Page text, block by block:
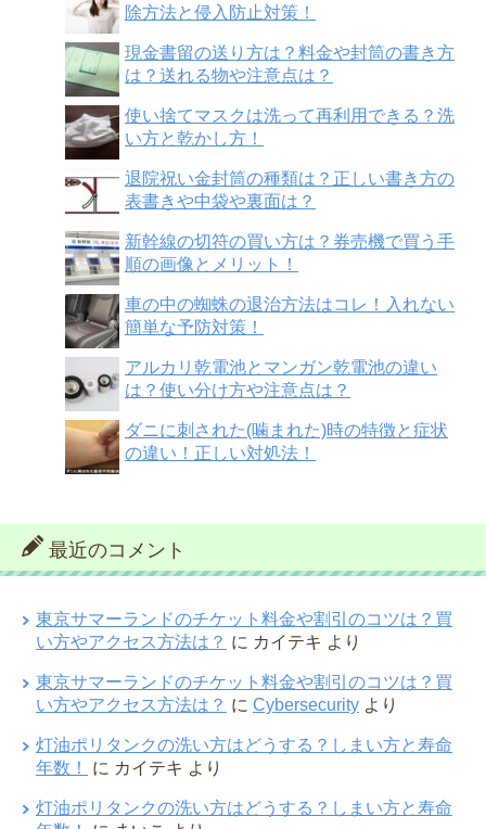
除方法と侵入防止対策！
現金書留の送り方は？料金や封筒の書き方
は？送れる物や注意点は？
使い捨てマスクは洗って再利用できる？洗
い方と乾かし方！
退院祝い金封筒の種類は？正しい書き方の
表書きや中袋や裏面は？
新幹線の切符の買い方は？券売機で買う手
順の画像とメリット！
車の中の蜘蛛の退治方法はコレ！入れない
簡単な予防対策！
アルカリ乾電池とマンガン乾電池の違い
は？使い分け方や注意点は？
ダニに刺された(噛まれた)時の特徴と症状
の違い！正しい対処法！
最近のコメント
東京サマーランドのチケット料金や割引のコツは？買
い方やアクセス方法は？ に カイテキ より
東京サマーランドのチケット料金や割引のコツは？買
い方やアクセス方法は？ に Cybersecurity より
灯油ポリタンクの洗い方はどうする？しまい方と寿命
年数！
に カイテキ より
灯油ポリタンクの洗い方はどうする？しまい方と寿命